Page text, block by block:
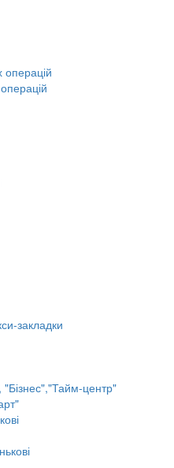
операцій
закладки
центр"